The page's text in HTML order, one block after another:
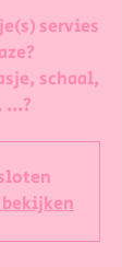
servies
schaal,